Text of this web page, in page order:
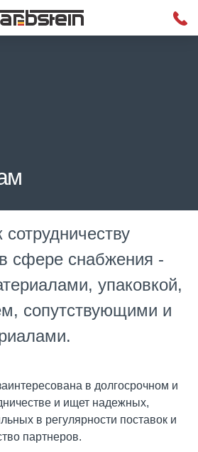
сфере снабжения -
упаковкой,
сопутствующими и
в долгосрочном и
и ищет надежных,
в регулярности поставок и
партнеров.